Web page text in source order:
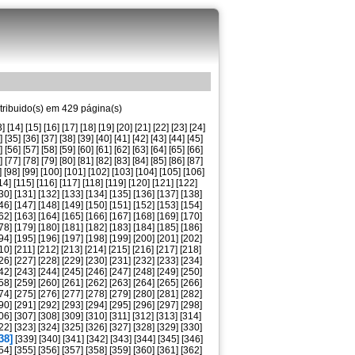
em 429 página(s)
[14] [15] [16] [17] [18] [19] [20] [21] [22] [23] [24]
[35] [36] [37] [38] [39] [40] [41] [42] [43] [44] [45]
[56] [57] [58] [59] [60] [61] [62] [63] [64] [65] [66]
[77] [78] [79] [80] [81] [82] [83] [84] [85] [86] [87]
[98] [99] [100] [101] [102] [103] [104] [105] [106]
[115] [116] [117] [118] [119] [120] [121] [122]
[131] [132] [133] [134] [135] [136] [137] [138]
[147] [148] [149] [150] [151] [152] [153] [154]
[163] [164] [165] [166] [167] [168] [169] [170]
[179] [180] [181] [182] [183] [184] [185] [186]
[195] [196] [197] [198] [199] [200] [201] [202]
[211] [212] [213] [214] [215] [216] [217] [218]
[227] [228] [229] [230] [231] [232] [233] [234]
[243] [244] [245] [246] [247] [248] [249] [250]
[259] [260] [261] [262] [263] [264] [265] [266]
[275] [276] [277] [278] [279] [280] [281] [282]
[291] [292] [293] [294] [295] [296] [297] [298]
[307] [308] [309] [310] [311] [312] [313] [314]
[323] [324] [325] [326] [327] [328] [329] [330]
[339] [340] [341] [342] [343] [344] [345] [346]
[355] [356] [357] [358] [359] [360] [361] [362]